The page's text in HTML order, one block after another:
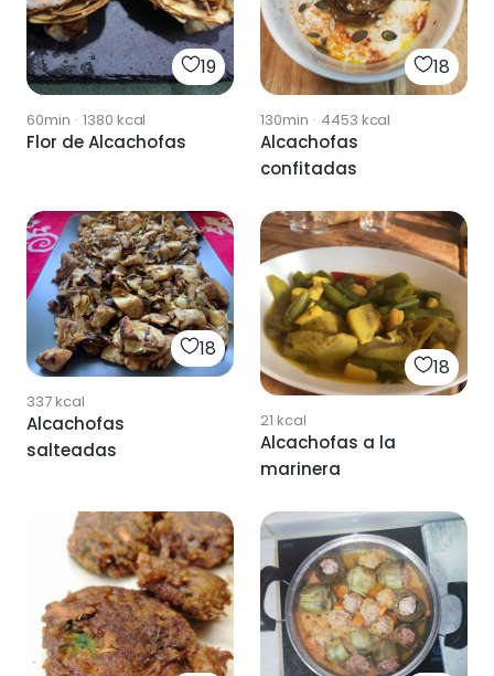
19
60min · 1380 kcal
Flor de Alcachofas
18
130min · 4453 kcal
Alcachofas
confitadas
18
337kcal
Alcachofas
salteadas
18
21 kcal
Alcachofas a la
marinera